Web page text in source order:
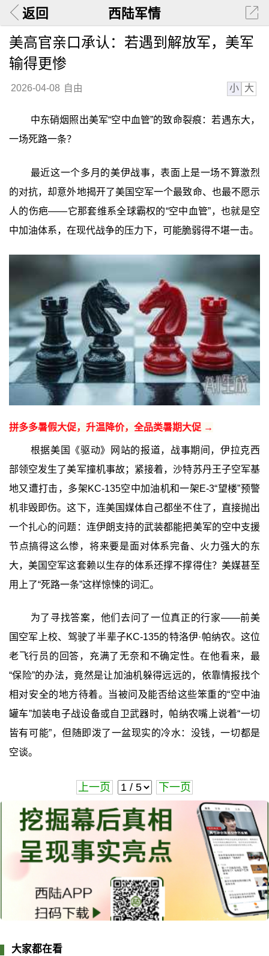
返回 西陆军情
美高官亲口承认：若遇到解放军，美军
输得更惨
2026-04-08 自由 小 大
中东硝烟照出美军“空中血管”的致命裂痕：若遇东大，
一场死路一条？
最近这一个多月的美伊战事，表面上是一场不算激烈
的对抗，却意外地揭开了美国空军一个最致命、也最不愿示
人的伤疤——它那套维系全球霸权的“空中血管”，也就是空
中加油体系，在现代战争的压力下，可能脆弱得不堪一击。
拼多多暑假大促，升温降价，全品类暑期大促 →
根据美国《驱动》网站的报道，战事期间，伊拉克西
部领空发生了美军撞机事故；紧接着，沙特苏丹王子空军基
地又遭打击，多架KC-135空中加油机和一架E-3“望楼”预警
机非毁即伤。这下，连美国媒体自己都坐不住了，直接抛出
一个扎心的问题：连伊朗支持的武装都能把美军的空中支援
节点搞得这么惨，将来要是面对体系完备、火力强大的东
大，美国空军这套赖以生存的体系还撑不撑得住？美媒甚至
用上了“死路一条”这样惊悚的词汇。
为了寻找答案，他们去问了一位真正的行家——前美
国空军上校、驾驶了半辈子KC-135的特洛伊·帕纳农。这位
老飞行员的回答，充满了无奈和不确定性。在他看来，最
“保险”的办法，竟然是让加油机躲得远远的，依靠情报找个
相对安全的地方待着。当被问及能否给这些笨重的“空中油
罐车”加装电子战设备或自卫武器时，帕纳农嘴上说着“一切
皆有可能”，但随即泼了一盆现实的冷水：没钱，一切都是
空谈。
上一页 下一页
大家都在看